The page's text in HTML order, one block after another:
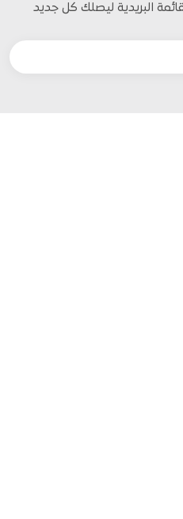
البريدية ليصلك كل جديد